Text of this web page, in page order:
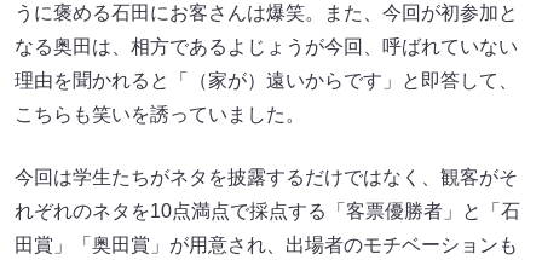
うに褒める石田にお客さんは爆笑。また、今回が初参加と
なる奥田は、相方であるよじょうが今回、呼ばれていない
理由を聞かれると「（家が）遠いからです」と即答して、
こちらも笑いを誘っていました。
今回は学生たちがネタを披露するだけではなく、観客がそ
れぞれのネタを10点満点で採点する「客票優勝者」と「石
田賞」「奥田賞」が用意され、出場者のモチベーションも